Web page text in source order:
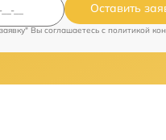
Оставить
Вы соглашаетесь c политикой